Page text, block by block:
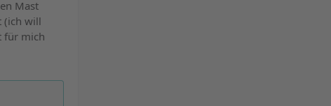
Mast
(ich will
für mich